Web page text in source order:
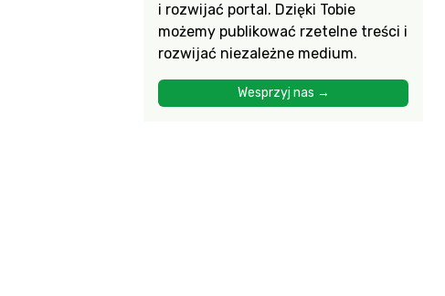
i rozwijać portal. Dzięki Tobie
możemy publikować rzetelne treści i
rozwijać niezależne medium.
Wesprzyj nas →